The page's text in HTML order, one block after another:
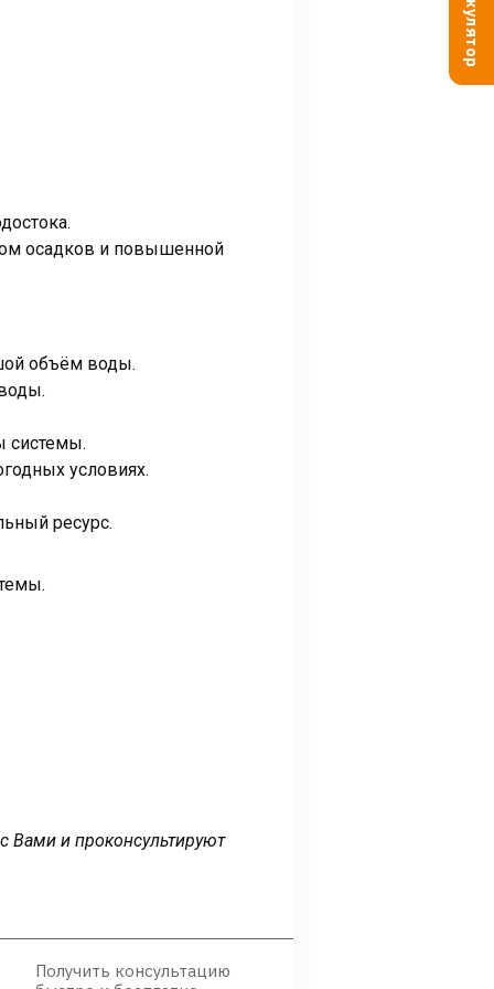
осадков и повышенной
объём воды.
системы.
условиях.
ресурс.
Вами и проконсультируют
Получить консультацию